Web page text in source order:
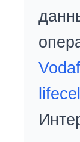
lifecell